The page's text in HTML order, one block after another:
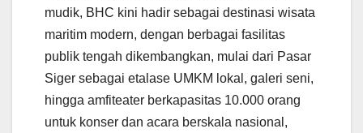
mudik, BHC kini hadir sebagai destinasi wisata
maritim modern, dengan berbagai fasilitas
publik tengah dikembangkan, mulai dari Pasar
Siger sebagai etalase UMKM lokal, galeri seni,
hingga amfiteater berkapasitas 10.000 orang
untuk konser dan acara berskala nasional,